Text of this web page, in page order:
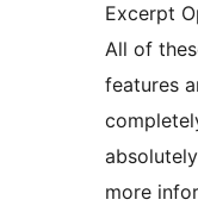
Excerpt
All of
features
more